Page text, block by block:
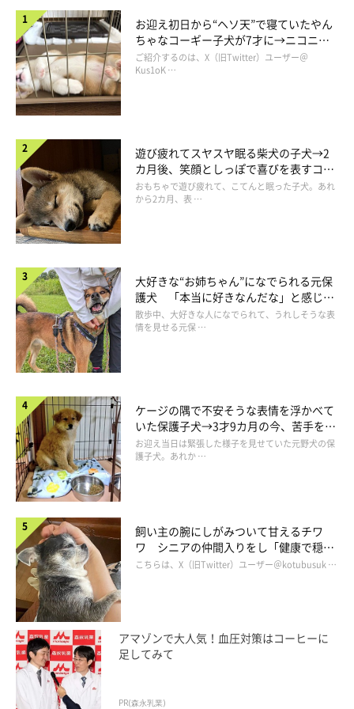
お散歩中のメイちゃんの様子
＠saradog0704
飼い主さん：
き、そこで楽しそうにお散歩できるまでになりました。
そんな成長したメイの姿を見ると、とても感慨深くなりますし、
本当に愛おしく、大きな幸せを感じます」
6回目の「うちのコ記念日」を迎え、今年メ
イちゃんは10才に
お迎え初日から“ヘソ天”で寝ていたやん
ちゃなコーギー子犬が7才に→ニコニ
コ“コーギースマイル”が魅力のコに成
長！
ご紹介するのは、X（旧Twitter）ユーザー＠
Kus1oK …
遊び疲れてスヤスヤ眠る柴犬の子犬→2
カ月後、笑顔としっぽで喜びを表すコに
成長！
おもちゃで遊び疲れて、こてんと眠った子犬。あれ
から2カ月、表 …
大好きな“お姉ちゃん”になでられる元保
護犬 「本当に好きなんだな」と感じる
表情にほっこり
散歩中、大好きな人になでられて、うれしそうな表
情を見せる元保 …
ケージの隅で不安そうな表情を浮かべて
いた保護子犬→3才9カ月の今、苦手を克
服し頼もしいコに成長！
お迎え当日は緊張した様子を見せていた元野犬の保
護子犬。あれか …
飼い主の腕にしがみついて甘えるチワ
ワ シニアの仲間入りをし「健康で穏や
かな暮らしが続いてほしい」と願う
こちらは、X（旧Twitter）ユーザー＠kotubusuk …
アマゾンで大人気！血圧対策はコーヒーに
足してみて
PR(森永乳業)